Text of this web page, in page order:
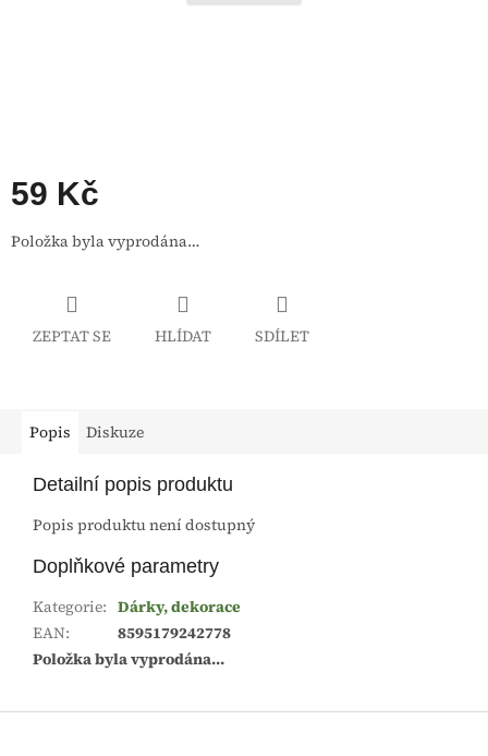
59 Kč
Měrná
cena:
Položka byla vyprodána…
ZEPTAT SE HLÍDAT SDÍLET
Popis Diskuze
Detailní popis produktu
Popis produktu není dostupný
Doplňkové parametry
Kategorie: Dárky, dekorace
EAN:
8595179242778
Položka byla vyprodána…